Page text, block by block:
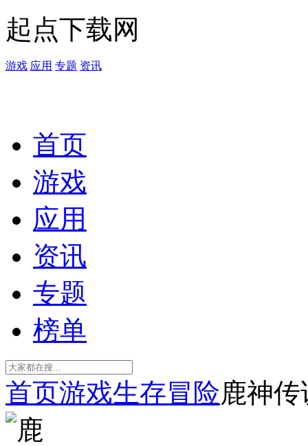
起点下载网
游戏 应用 专题 资讯
首页
游戏
应用
资讯
专题
榜单
首页游戏生存冒险鹿神传